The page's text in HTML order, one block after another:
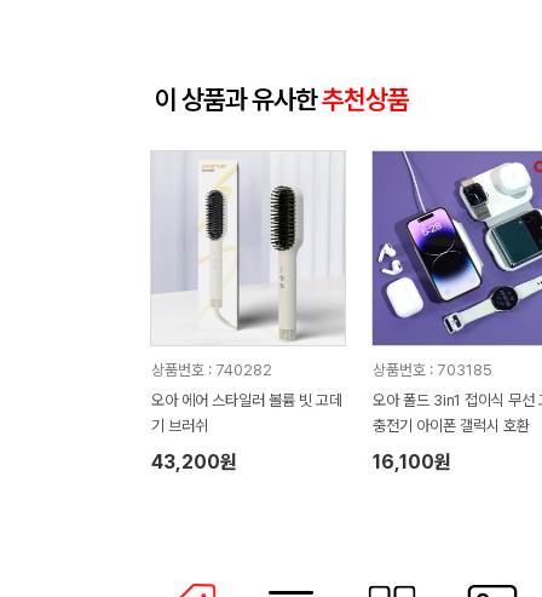
이 상품과 유사한추천상품
상품번호 : 740282
오아 에어 스타일러 볼륨 빗 고데
기 브러쉬
43,200원
상품번호 : 703185
오아 폴드 3in1 접이식 무선
충전기 아이폰 갤럭시 호환
16,100원